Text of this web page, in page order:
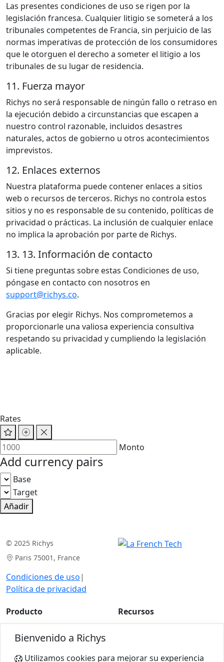
Las presentes condiciones de uso se rigen por la
legislación francesa. Cualquier litigio se someterá a los
tribunales competentes de Francia, sin perjuicio de las
normas imperativas de protección de los consumidores
que le otorguen el derecho a someter el litigio a los
tribunales de su lugar de residencia.
11. Fuerza mayor
Richys no será responsable de ningún fallo o retraso en
la ejecución debido a circunstancias que escapen a
nuestro control razonable, incluidos desastres
naturales, actos de gobierno u otros acontecimientos
imprevistos.
12. Enlaces externos
Nuestra plataforma puede contener enlaces a sitios
web o recursos de terceros. Richys no controla estos
sitios y no es responsable de su contenido, políticas de
privacidad o prácticas. La inclusión de cualquier enlace
no implica la aprobación por parte de Richys.
13. 13. Información de contacto
Si tiene preguntas sobre estas Condiciones de uso,
póngase en contacto con nosotros en
support@richys.co.
Gracias por elegir Richys. Nos comprometemos a
proporcionarle una valiosa experiencia consultiva
respetando su privacidad y cumpliendo la legislación
aplicable.
Rates
Monto
Add currency pairs
Base
Target
Añadir
© 2025 Richys
Paris 75001, France
Condiciones de uso|
Política de privacidad
Producto
Para expertos
Recursos
Bienvenido a Richys
Utilizamos cookies para mejorar su experiencia